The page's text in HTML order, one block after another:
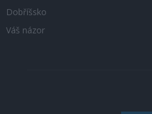
Dobříšsko
Váš názor